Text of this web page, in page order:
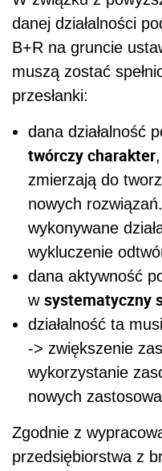
danej działalności
B+R na gruncie
muszą zostać
przesłanki:
dana działalność
twórczy charakter
zmierzają do
nowych
wykonywane
wykluczenie
dana aktywność
w systematyczny
działalność ta
-> zwiększenie
wykorzystanie
nowych
Zgodnie z
przedsiębiorstwa z